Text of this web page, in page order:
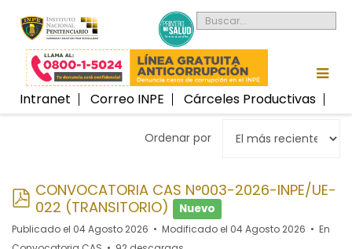
Intranet Correo INPE Cárceles Productivas
Ordenar por
pdf
CONVOCATORIA CAS N°003-2026-INPE/UE-
022 (TRANSITORIO)
Nuevo
Publicado el 04 Agosto 2026 Modificado el 04 Agosto 2026
En